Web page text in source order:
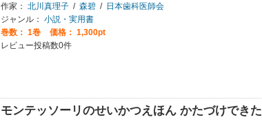
作家： 北川真理子 / 森碧 /
日本歯科医師会
ジャンル： 小説・実用書
巻数： 1巻
価格： 1,300pt
レビュー投稿数0件
モンテッソーリのせいかつえほん かたづけできた